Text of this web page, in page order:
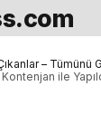
– Tümünü
ile